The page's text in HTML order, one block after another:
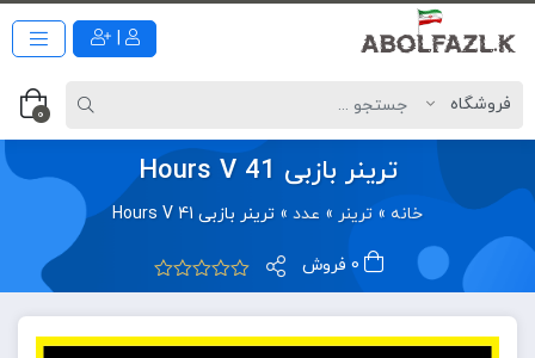
0
ترینر بازبی 41 Hours V
خانه » ترینر » عدد » ترینر بازبی 41 Hours V